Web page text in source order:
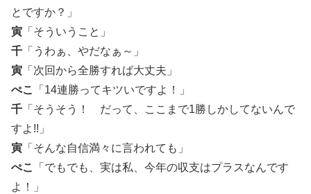
とですか？」
寅 「そういうこと」
千 「うわぁ、やだなぁ～」
寅 「次回から全勝すれば大丈夫」
ぺこ
「14連勝ってキツいですよ！」
千 「そうそう！ だって、ここまで1勝しかしてないんで
すよ!!」
寅 「そんな自信満々に言われても」
ぺこ
「でもでも、実は私、今年の収支はプラスなんです
よ！」